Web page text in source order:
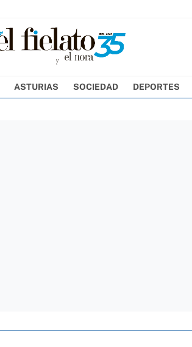
ASTURIAS SOCIEDAD DEPORTES